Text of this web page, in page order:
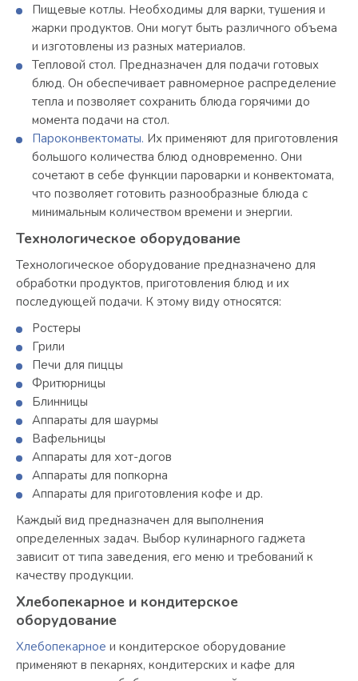
Пищевые котлы. Необходимы для варки, тушения и
жарки продуктов. Они могут быть различного объема
и изготовлены из разных материалов.
Тепловой стол. Предназначен для подачи готовых
блюд. Он обеспечивает равномерное распределение
тепла и позволяет сохранить блюда горячими до
момента подачи на стол.
Пароконвектоматы. Их применяют для приготовления
большого количества блюд одновременно. Они
сочетают в себе функции пароварки и конвектомата,
что позволяет готовить разнообразные блюда с
минимальным количеством времени и энергии.
Технологическое оборудование
Технологическое оборудование предназначено для
обработки продуктов, приготовления блюд и их
последующей подачи. К этому виду относятся:
Ростеры
Грили
Печи для пиццы
Фритюрницы
Блинницы
Аппараты для шаурмы
Вафельницы
Аппараты для хот-догов
Аппараты для попкорна
Аппараты для приготовления кофе и др.
Каждый вид предназначен для выполнения
определенных задач. Выбор кулинарного гаджета
зависит от типа заведения, его меню и требований к
качеству продукции.
Хлебопекарное и кондитерское
оборудование
Хлебопекарное и кондитерское оборудование
применяют в пекарнях, кондитерских и кафе для